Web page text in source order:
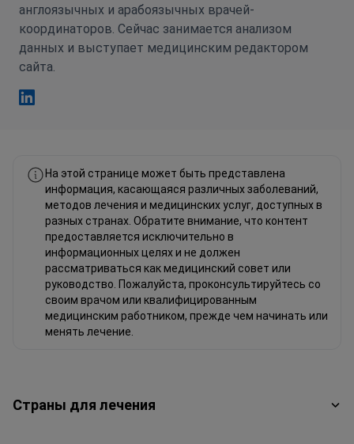
англоязычных и арабоязычных врачей-
координаторов. Сейчас занимается анализом
данных и выступает медицинским редактором
сайта.
На этой странице может быть представлена
информация, касающаяся различных заболеваний,
методов лечения и медицинских услуг, доступных в
разных странах. Обратите внимание, что контент
предоставляется исключительно в
информационных целях и не должен
рассматриваться как медицинский совет или
руководство. Пожалуйста, проконсультируйтесь со
своим врачом или квалифицированным
медицинским работником, прежде чем начинать или
менять лечение.
Страны для лечения